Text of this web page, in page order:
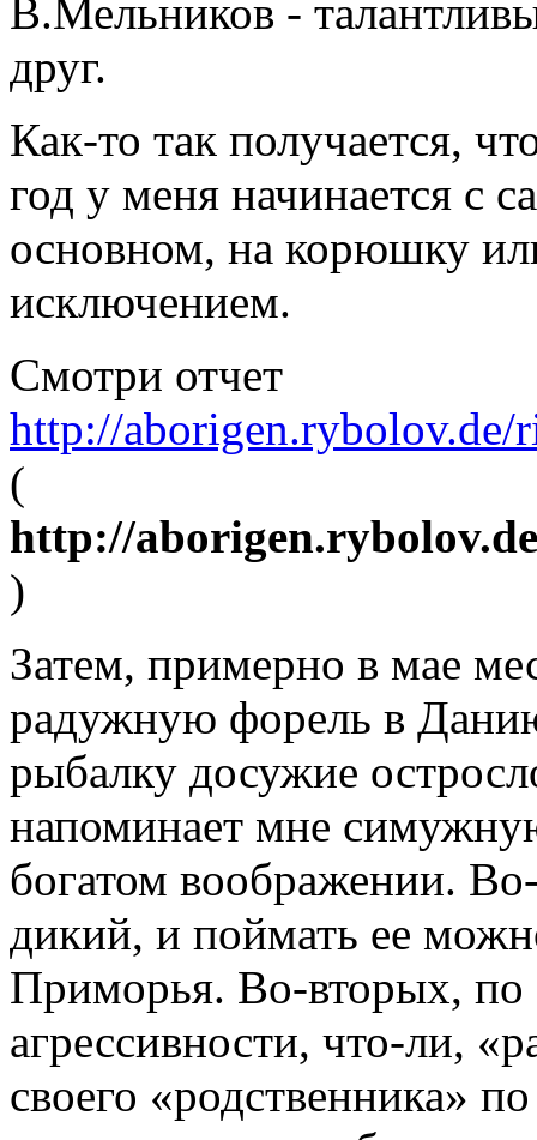
В.Мельников -
друг.
Как-то так получается,
год у меня начинается с
основном, на корюшку
исключением.
Смотри отчет
http://aborigen.rybolov.de/
(
http://
)
Затем, примерно в мае
радужную форель в
рыбалку досужие
напоминает мне
богатом воображении.
дикий, и поймать ее
Приморья. Во-вторых, по
агрессивности, что-ли,
своего «родственника»